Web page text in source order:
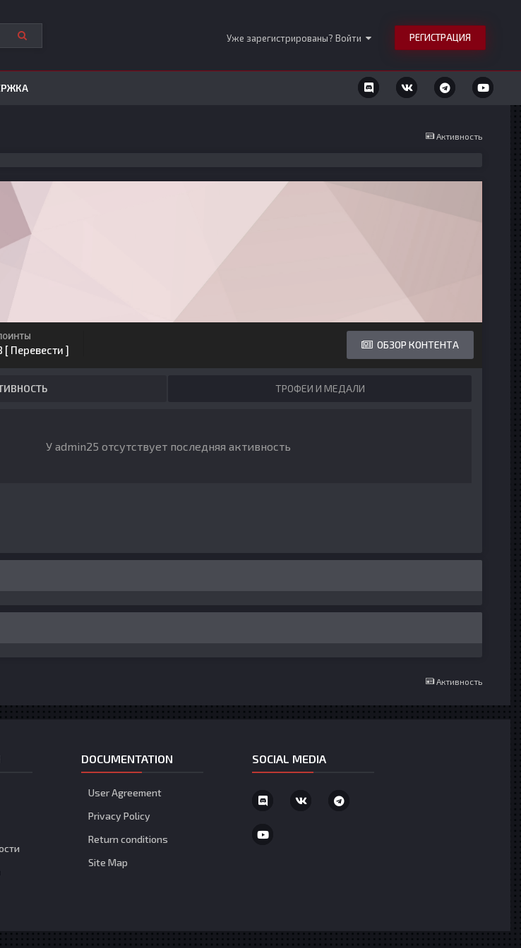
Уже зарегистрированы? Войти РЕГИСТРАЦИЯ
Активность
ОБЗОР КОНТЕНТА
[ Перевести ]
ТРОФЕИ И МЕДАЛИ
У admin25 отсутствует последняя активность
Активность
DOCUMENTATION
User Agreement
Privacy Policy
Return conditions
Site Map
SOCIAL MEDIA